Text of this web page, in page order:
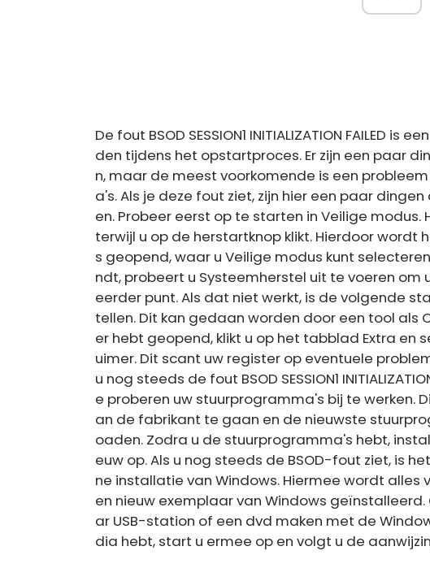
De fout BSOD SESSION1 INITIALIZATION FAILED
den tijdens het opstartproces. Er zijn een paar
n, maar de meest voorkomende is een
a's. Als je deze fout ziet, zijn hier een paar
en. Probeer eerst op te starten in Veilige
terwijl u op de herstartknop klikt. Hierdoor
s geopend, waar u Veilige modus kunt
ndt, probeert u Systeemherstel uit te voeren
eerder punt. Als dat niet werkt, is de volgende
tellen. Dit kan gedaan worden door een tool als
er hebt geopend, klikt u op het tabblad Extra en
uimer. Dit scant uw register op eventuele
u nog steeds de fout BSOD SESSION1
e proberen uw stuurprogramma's bij te werken.
an de fabrikant te gaan en de nieuwste
oaden. Zodra u de stuurprogramma's hebt,
euw op. Als u nog steeds de BSOD-fout ziet, is
ne installatie van Windows. Hiermee wordt
en nieuw exemplaar van Windows
ar USB-station of een dvd maken met de
dia hebt, start u ermee op en volgt u de